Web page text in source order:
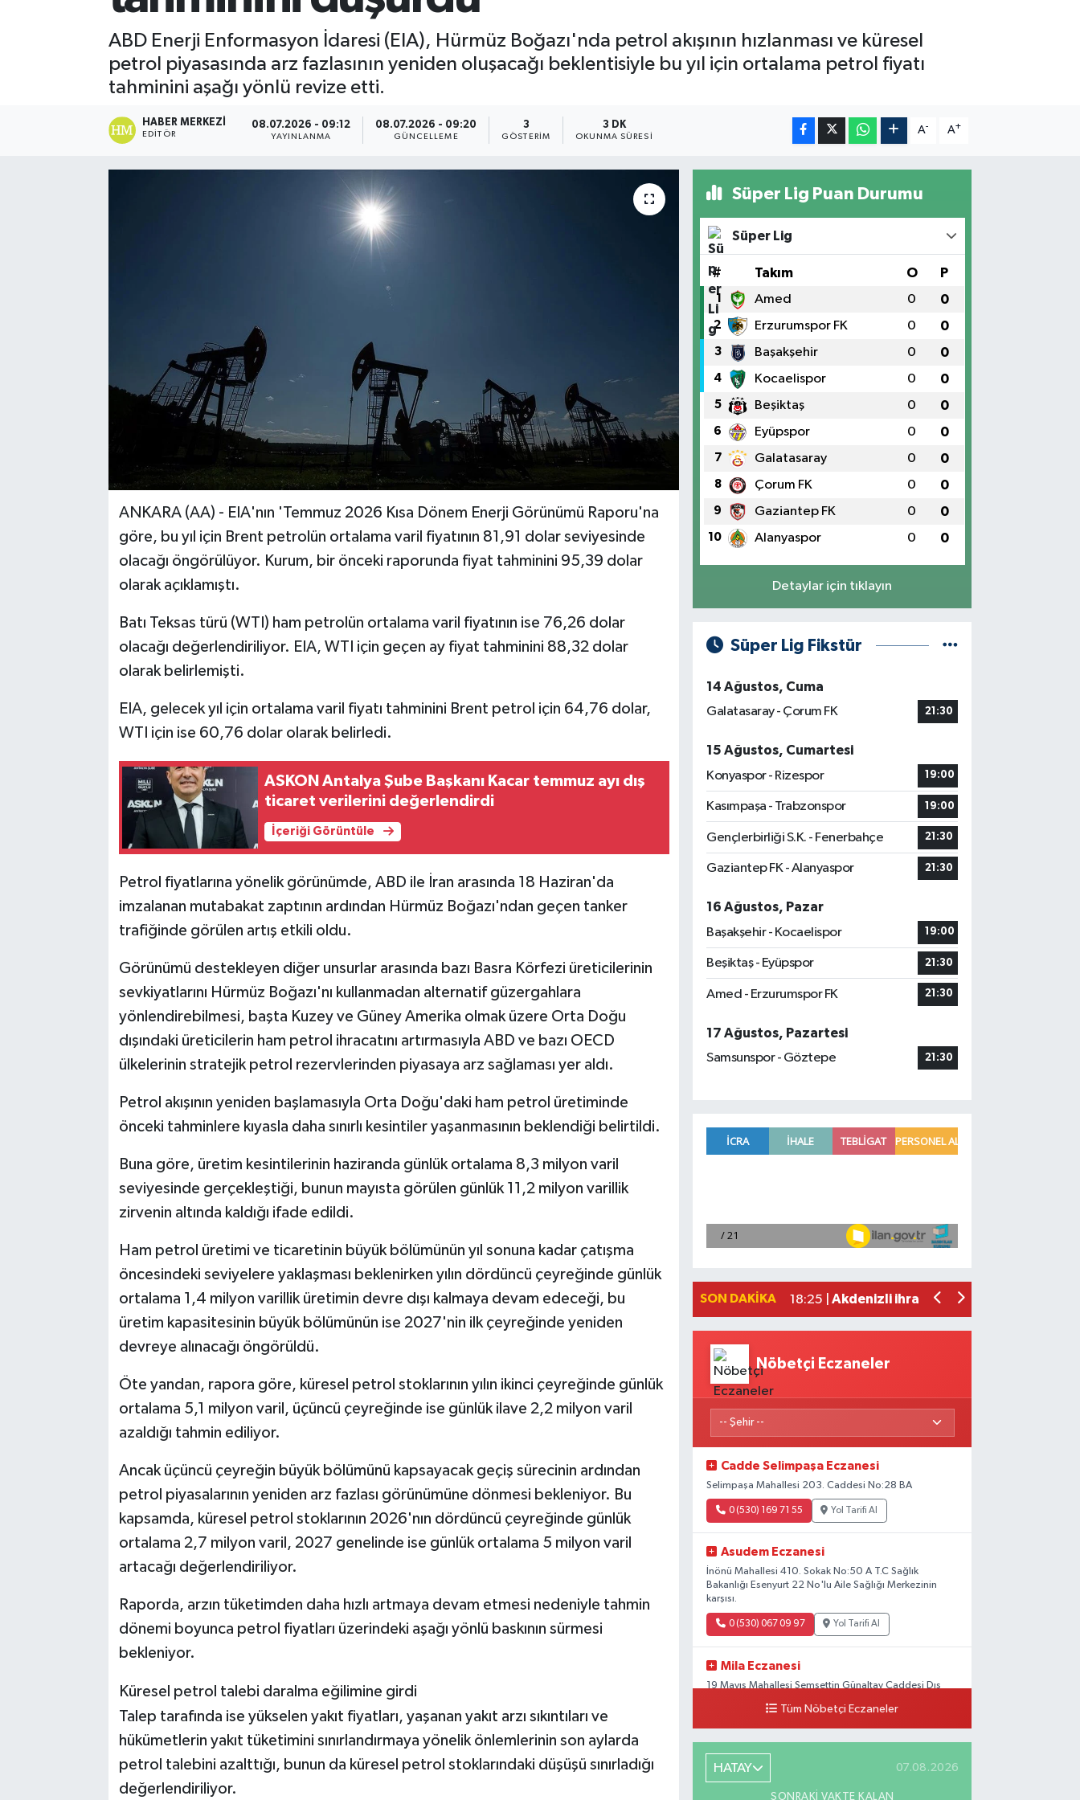
ABD Enerji Enformasyon İdaresi (EIA), Hürmüz Boğazı'nda petrol akışının hızlanması ve küresel
petrol piyasasında arz fazlasının yeniden oluşacağı beklentisiyle bu yıl için ortalama petrol fiyatı
tahminini aşağı yönlü revize etti.
HABER MERKEZI
EDITÖR
08.07.2026 - 09:12
YAYINLANMA
08.07.2026 - 09:20
GÜNCELLEME
3
GÖSTERIM
3 DK
OKUNMA SÜRESI
A- A+
ANKARA (AA) - EIA'nın 'Temmuz 2026 Kısa Dönem Enerji Görünümü Raporu'na
göre, bu yıl için Brent petrolün ortalama varil fiyatının 81,91 dolar seviyesinde
olacağı öngörülüyor. Kurum, bir önceki raporunda fiyat tahminini 95,39 dolar
olarak açıklamıştı.
Batı Teksas türü (WTI) ham petrolün ortalama varil fiyatının ise 76,26 dolar
olacağı değerlendiriliyor. EIA, WTI için geçen ay fiyat tahminini 88,32 dolar
olarak belirlemişti.
EIA, gelecek yıl için ortalama varil fiyatı tahminini Brent petrol için 64,76 dolar,
WTI için ise 60,76 dolar olarak belirledi.
ASKON Antalya Şube Başkanı Kacar temmuz ayı dış
ticaret verilerini değerlendirdi
İçeriği Görüntüle
Petrol fiyatlarına yönelik görünümde, ABD ile İran arasında 18 Haziran'da
imzalanan mutabakat zaptının ardından Hürmüz Boğazı'ndan geçen tanker
trafiğinde görülen artış etkili oldu.
Görünümü destekleyen diğer unsurlar arasında bazı Basra Körfezi üreticilerinin
sevkiyatlarını Hürmüz Boğazı'nı kullanmadan alternatif güzergahlara
yönlendirebilmesi, başta Kuzey ve Güney Amerika olmak üzere Orta Doğu
dışındaki üreticilerin ham petrol ihracatını artırmasıyla ABD ve bazı OECD
ülkelerinin stratejik petrol rezervlerinden piyasaya arz sağlaması yer aldı.
Petrol akışının yeniden başlamasıyla Orta Doğu'daki ham petrol üretiminde
önceki tahminlere kıyasla daha sınırlı kesintiler yaşanmasının beklendiği belirtildi.
Buna göre, üretim kesintilerinin haziranda günlük ortalama 8,3 milyon varil
seviyesinde gerçekleştiği, bunun mayısta görülen günlük 11,2 milyon varillik
zirvenin altında kaldığı ifade edildi.
Ham petrol üretimi ve ticaretinin büyük bölümünün yıl sonuna kadar çatışma
öncesindeki seviyelere yaklaşması beklenirken yılın dördüncü çeyreğinde günlük
ortalama 1,4 milyon varillik üretimin devre dışı kalmaya devam edeceği, bu
üretim kapasitesinin büyük bölümünün ise 2027'nin ilk çeyreğinde yeniden
devreye alınacağı öngörüldü.
Öte yandan, rapora göre, küresel petrol stoklarının yılın ikinci çeyreğinde günlük
ortalama 5,1 milyon varil, üçüncü çeyreğinde ise günlük ilave 2,2 milyon varil
azaldığı tahmin ediliyor.
Ancak üçüncü çeyreğin büyük bölümünü kapsayacak geçiş sürecinin ardından
petrol piyasalarının yeniden arz fazlası görünümüne dönmesi bekleniyor. Bu
kapsamda, küresel petrol stoklarının 2026'nın dördüncü çeyreğinde günlük
ortalama 2,7 milyon varil, 2027 genelinde ise günlük ortalama 5 milyon varil
artacağı değerlendiriliyor.
Raporda, arzın tüketimden daha hızlı artmaya devam etmesi nedeniyle tahmin
dönemi boyunca petrol fiyatları üzerindeki aşağı yönlü baskının sürmesi
bekleniyor.
Küresel petrol talebi daralma eğilimine girdi
Talep tarafında ise yükselen yakıt fiyatları, yaşanan yakıt arzı sıkıntıları ve
hükümetlerin yakıt tüketimini sınırlandırmaya yönelik önlemlerinin son aylarda
petrol talebini azalttığı, bunun da küresel petrol stoklarındaki düşüşü sınırladığı
değerlendiriliyor.
Süper Lig Puan Durumu
Süper Lig
# Takım O P
1 Amed 0 0
2 Erzurumspor FK 0 0
3 Başakşehir 0 0
4 Kocaelispor 0 0
5 Beşiktaş 0 0
6 Eyüpspor 0 0
7 Galatasaray 0 0
8 Çorum FK 0 0
9 Gaziantep FK 0 0
10 Alanyaspor 0 0
Detaylar için tıklayın
Süper Lig Fikstür
14 Ağustos, Cuma
Galatasaray - Çorum FK
21:30
15 Ağustos, Cumartesi
Konyaspor - Rizespor
19:00
Kasımpaşa - Trabzonspor 19:00
Gençlerbirliği S.K. - Fenerbahçe 21:30
Gaziantep FK - Alanyaspor 21:30
16 Ağustos, Pazar
Başakşehir - Kocaelispor
19:00
Beşiktaş - Eyüpspor 21:30
Amed - Erzurumspor FK 21:30
17 Ağustos, Pazartesi
Samsunspor - Göztepe
21:30
SON DAKIKA
Mersin'de bir kişi evinde ölü bulundu
18:25 | Akdenizli ihracatçılar temmuzda 92,6
Nöbetçi Eczaneler
Cadde Selimpaşa Eczanesi
Selimpaşa Mahallesi 203. Caddesi No:28 BA
0 (530) 169 71 55 Yol Tarifi Al
Asudem Eczanesi
İnönü Mahallesi 410. Sokak No:50 A T.C Sağlık
Bakanlığı Esenyurt 22 No'lu Aile Sağlığı Merkezinin
karşısı.
0 (530) 067 09 97 Yol Tarifi Al
Mila Eczanesi
19 Mayıs Mahallesi Şemsettin Günaltay Caddesi Dış
Kasımpaşa Eczanesi
Yahya Kahya Mahallesi Kasımpaşa Bostanı Sokak 18A
Tüm Nöbetçi Eczaneler
HATAY 07.08.2026
SONRAKI VAKTE KALAN